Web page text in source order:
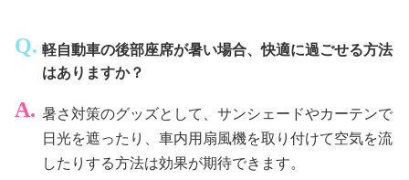
軽自動車の後部座席が暑い場合、快適に過ごせる方法
はありますか？
暑さ対策のグッズとして、サンシェードやカーテンで
日光を遮ったり、車内用扇風機を取り付けて空気を流
したりする方法は効果が期待できます。